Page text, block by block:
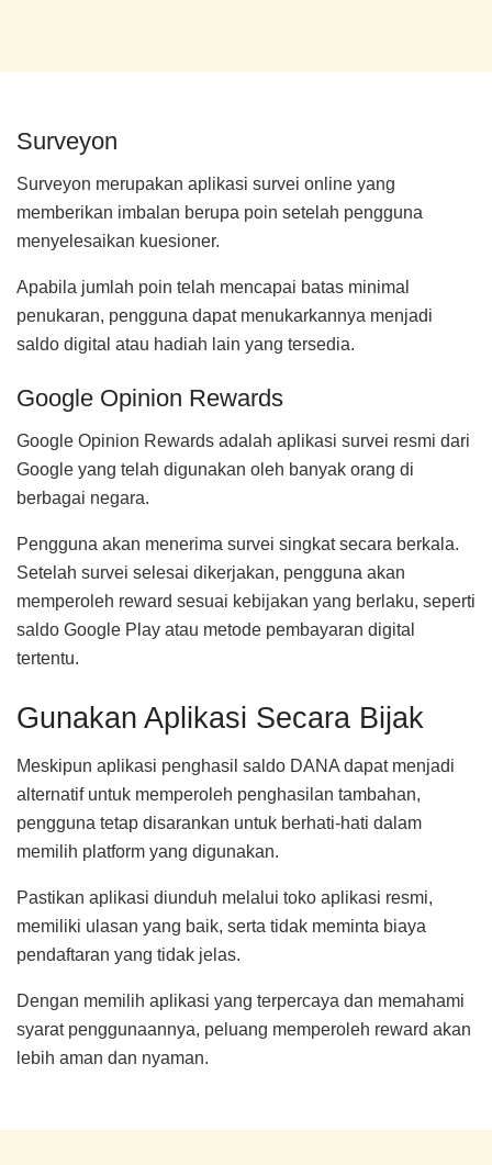
Surveyon
Surveyon merupakan aplikasi survei online yang
memberikan imbalan berupa poin setelah pengguna
menyelesaikan kuesioner.
Apabila jumlah poin telah mencapai batas minimal
penukaran, pengguna dapat menukarkannya menjadi
saldo digital atau hadiah lain yang tersedia.
Google Opinion Rewards
Google Opinion Rewards adalah aplikasi survei resmi dari
Google yang telah digunakan oleh banyak orang di
berbagai negara.
Pengguna akan menerima survei singkat secara berkala.
Setelah survei selesai dikerjakan, pengguna akan
memperoleh reward sesuai kebijakan yang berlaku, seperti
saldo Google Play atau metode pembayaran digital
tertentu.
Gunakan Aplikasi Secara Bijak
Meskipun aplikasi penghasil saldo DANA dapat menjadi
alternatif untuk memperoleh penghasilan tambahan,
pengguna tetap disarankan untuk berhati-hati dalam
memilih platform yang digunakan.
Pastikan aplikasi diunduh melalui toko aplikasi resmi,
memiliki ulasan yang baik, serta tidak meminta biaya
pendaftaran yang tidak jelas.
Dengan memilih aplikasi yang terpercaya dan memahami
syarat penggunaannya, peluang memperoleh reward akan
lebih aman dan nyaman.